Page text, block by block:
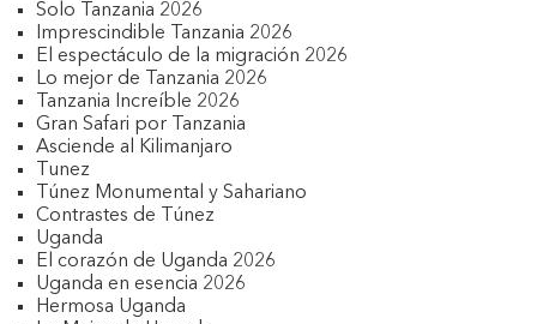
Solo Tanzania 2026
Imprescindible Tanzania 2026
El espectáculo de la migración 2026
Lo mejor de Tanzania 2026
Tanzania Increíble 2026
Gran Safari por Tanzania
Asciende al Kilimanjaro
Tunez
Túnez Monumental y Sahariano
Contrastes de Túnez
Uganda
El corazón de Uganda 2026
Uganda en esencia 2026
Hermosa Uganda